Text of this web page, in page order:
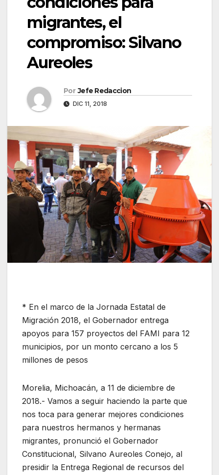
migrantes, el
compromiso: Silvano
Aureoles
Por Jefe Redaccion
DIC 11, 2018
* En el marco de la Jornada Estatal de
Migración 2018, el Gobernador entrega
apoyos para 157 proyectos del FAMI para 12
municipios, por un monto cercano a los 5
millones de pesos
Morelia, Michoacán, a 11 de diciembre de
2018.- Vamos a seguir haciendo la parte que
nos toca para generar mejores condiciones
para nuestros hermanos y hermanas
migrantes, pronunció el Gobernador
Constitucional, Silvano Aureoles Conejo, al
presidir la Entrega Regional de recursos del